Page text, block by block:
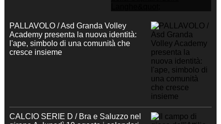
PALLAVOLO / Asd Granda Volley
Academy presenta la nuova identità:
l'ape, simbolo di una comunità che
cresce insieme
CALCIO SERIE D / Bra e Saluzzo nel